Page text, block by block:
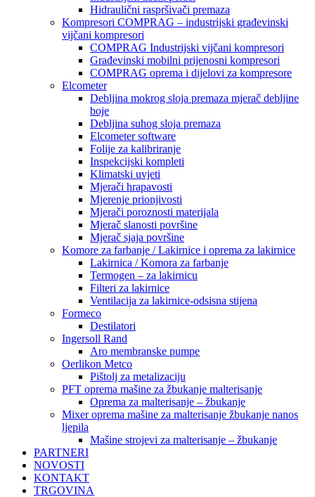
Hidraulični raspršivači premaza
Kompresori COMPRAG – industrijski građevinski
vijčani kompresori
COMPRAG Industrijski vijčani kompresori
Građevinski mobilni prijenosni kompresori
COMPRAG oprema i dijelovi za kompresore
Elcometer
Debljina mokrog sloja premaza mjerač debljine
boje
Debljina suhog sloja premaza
Elcometer software
Folije za kalibriranje
Inspekcijski kompleti
Klimatski uvjeti
Mjerači hrapavosti
Mjerenje prionjivosti
Mjerači poroznosti materijala
Mjerač slanosti površine
Mjerač sjaja površine
Komore za farbanje / Lakirnice i oprema za lakirnice
Lakirnica / Komora za farbanje
Termogen – za lakirnicu
Filteri za lakirnice
Ventilacija za lakirnice-odsisna stijena
Formeco
Destilatori
Ingersoll Rand
Aro membranske pumpe
Oerlikon Metco
Pištolj za metalizaciju
PFT oprema mašine za žbukanje malterisanje
Oprema za malterisanje – žbukanje
Mixer oprema mašine za malterisanje žbukanje nanos
ljepila
Mašine strojevi za malterisanje – žbukanje
PARTNERI
NOVOSTI
KONTAKT
TRGOVINA